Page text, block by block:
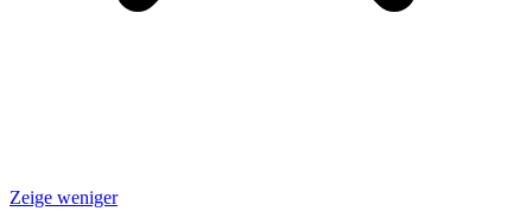
Zeige weniger